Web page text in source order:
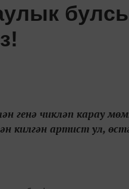
генә чикләп карау
килгән артист ул,